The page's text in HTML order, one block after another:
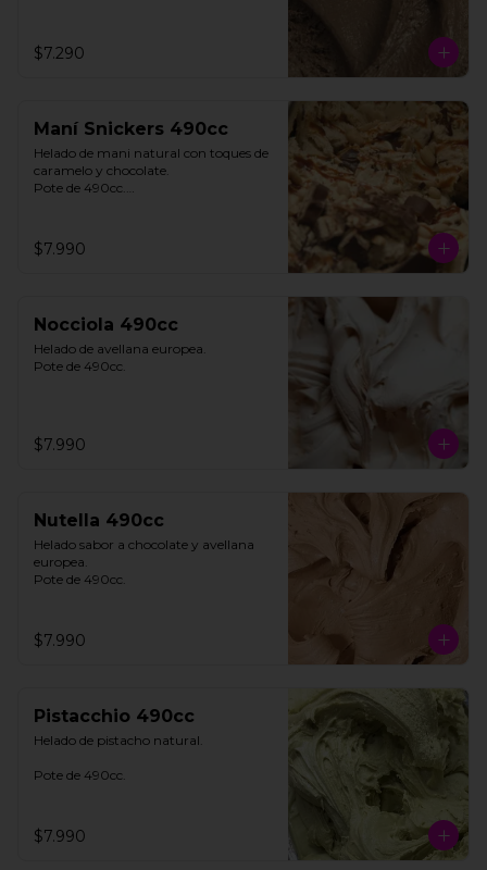
$7.290
Maní Snickers 490cc
Helado de mani natural con toques de
caramelo y chocolate.
Pote de 490cc.
$7.990
Nocciola 490cc
Helado de avellana europea.
Pote de 490cc.
$7.990
Nutella 490cc
Helado sabor a chocolate y avellana
europea.
Pote de 490cc.
$7.990
Pistacchio 490cc
Helado de pistacho natural.
Pote de 490cc.
$7.990